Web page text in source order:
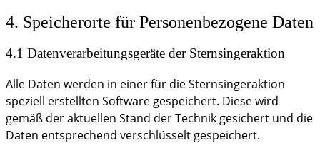
4. Speicherorte für Personenbezogene Daten
4.1 Datenverarbeitungsgeräte der Sternsingeraktion
Alle Daten werden in einer für die Sternsingeraktion
speziell erstellten Software gespeichert. Diese wird
gemäß der aktuellen Stand der Technik gesichert und die
Daten entsprechend verschlüsselt gespeichert.